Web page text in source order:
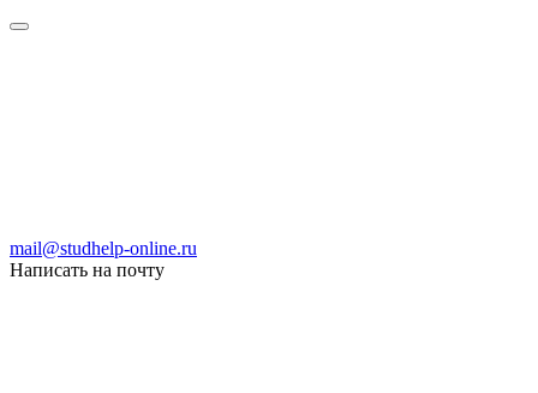
mail@studhelp-online.ru
Написать на почту